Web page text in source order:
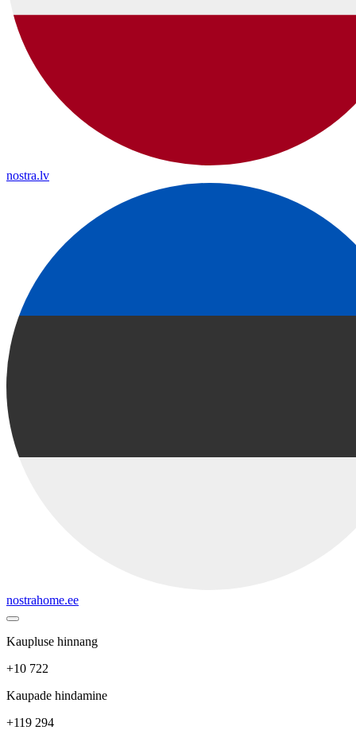
nostra.lv
nostrahome.ee
Kaupluse hinnang
+10 722
Kaupade hindamine
+119 294